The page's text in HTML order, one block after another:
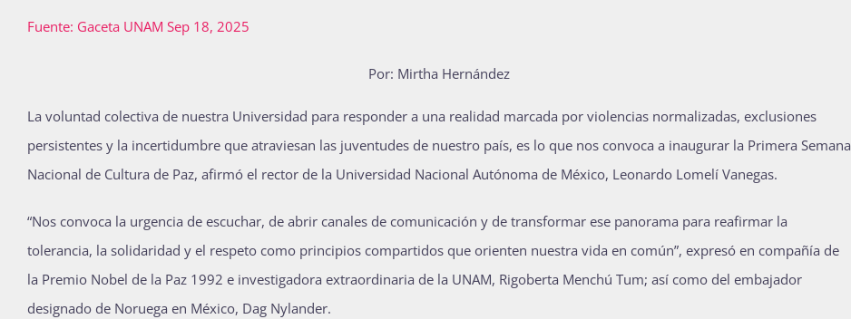
Fuente: Gaceta UNAM Sep 18, 2025
Por: Mirtha Hernández
L a voluntad colectiva de nuestra Universidad para responder a una realidad marcada por violencias normalizadas, exclusiones
persistentes y la incertidumbre que atraviesan las juventudes de nuestro país, es lo que nos convoca a inaugurar la Primera Semana
Nacional de Cultura de Paz, afirmó el rector de la Universidad Nacional Autónoma de México, Leonardo Lomelí Vanegas.
“Nos convoca la urgencia de escuchar, de abrir canales de comunicación y de transformar ese panorama para reafirmar la
tolerancia, la solidaridad y el respeto como principios compartidos que orienten nuestra vida en común”, expresó en compañía de
la Premio Nobel de la Paz 1992 e investigadora extraordinaria de la UNAM, Rigoberta Menchú Tum; así como del embajador
designado de Noruega en México, Dag Nylander.